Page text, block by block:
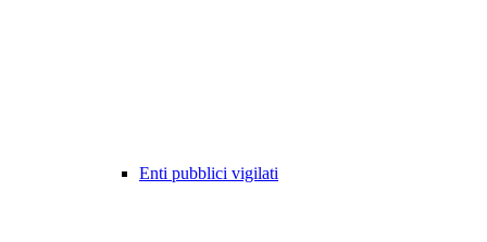
Enti pubblici vigilati